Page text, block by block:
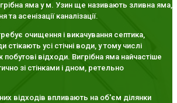
яма у м. Узин ще називають зливна яма,
асенізації каналізації.
очищення і викачування септика,
стікають усі стічні води, у тому числі
відходи. Вигрібна яма найчастіше
зі стінками і дном, ретельно
відходів впливають на об'єм ділянки